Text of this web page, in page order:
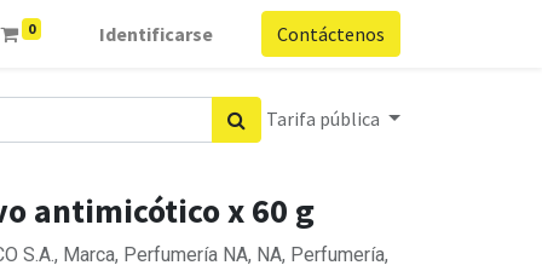
0 Identificarse Contáctenos
Tarifa pública
antimicótico x 60 g
S.A., Marca, Perfumería NA, NA, Perfumería,